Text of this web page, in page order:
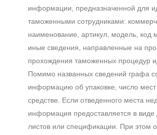
информации, предназначенной для
таможенными сотрудниками:
наименование, артикул, модель, код
иные сведения, направленные на
прохождения таможенных процедур
Помимо названных сведений графа
информацию об упаковке, число мест
средстве. Если отведенного места
информация предоставляется в виде
листов или спецификации. При этом